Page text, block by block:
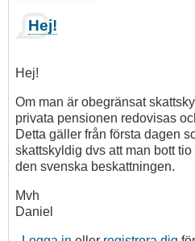
Hej!
Hej!
Om man är obegränsat
privata pensionen redovisas
Detta gäller från första dagen
skattskyldig dvs att man bott
den svenska beskattningen.
Mvh
Daniel